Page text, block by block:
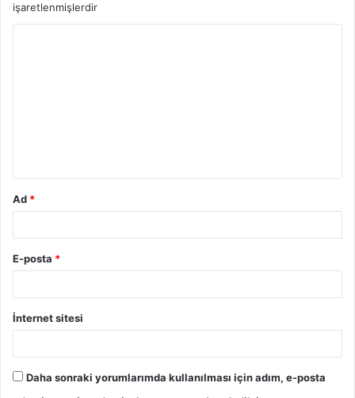
işaretlenmişlerdir
Ad *
E-posta *
İnternet sitesi
Daha sonraki yorumlarımda kullanılması için adım, e-posta